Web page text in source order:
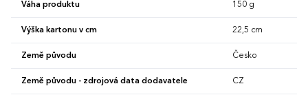
Váha produktu 150 g
Výška kartonu v cm 22,5 cm
Země původu Česko
Země původu - zdrojová data dodavatele CZ